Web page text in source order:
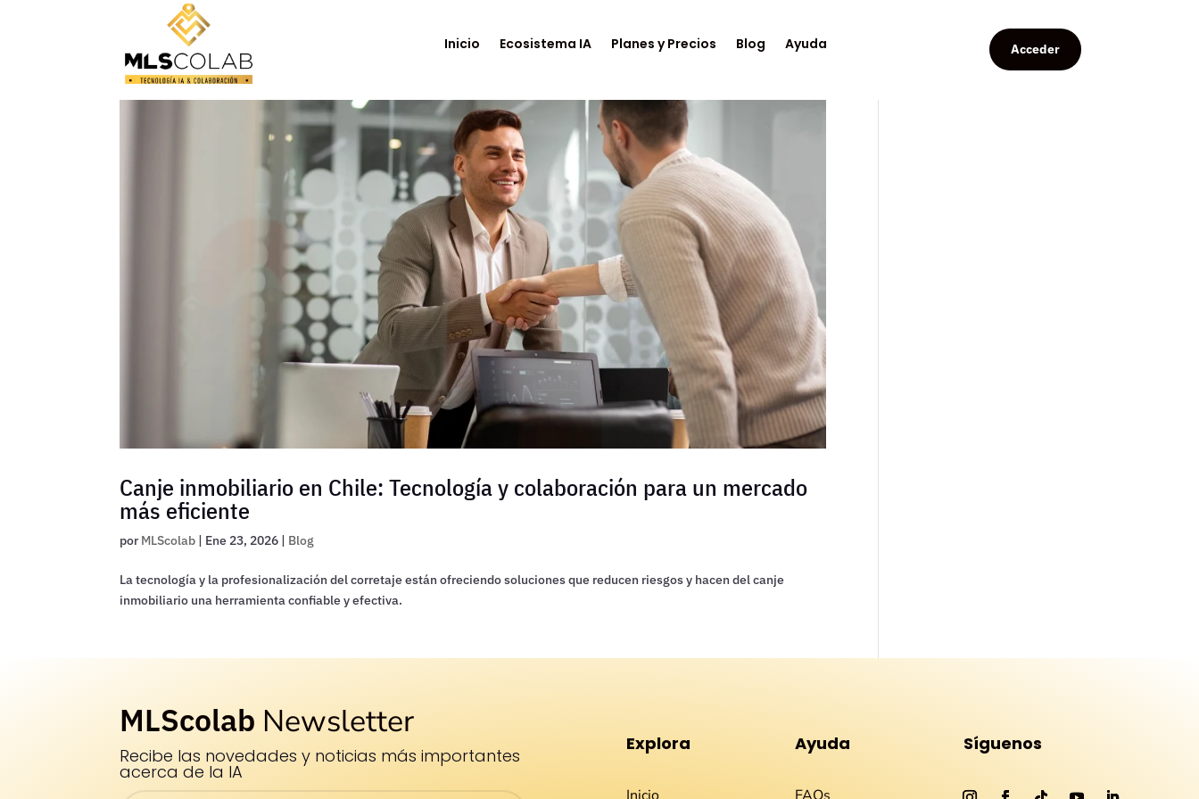
Inicio Ecosistema IA Planes y Precios Blog Ayuda Acceder
Canje inmobiliario en Chile: Tecnología y colaboración para un mercado
más eficiente
por MLScolab | Ene 23, 2026 | Blog
La tecnología y la profesionalización del corretaje están ofreciendo soluciones que reducen riesgos y hacen del canje
inmobiliario una herramienta confiable y efectiva.
MLScolab Newsletter
Recibe las novedades y noticias más importantes
acerca de la IA
Explora Ayuda Síguenos